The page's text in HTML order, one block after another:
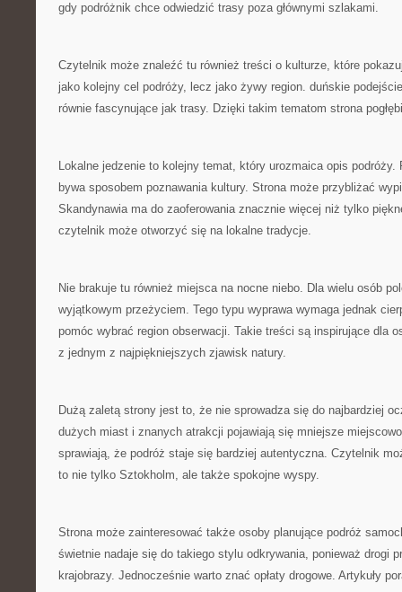
gdy podróżnik chce odwiedzić trasy poza głównymi szlakami.
Czytelnik może znaleźć tu również treści o kulturze, które
jako kolejny cel podróży, lecz jako żywy region. duńskie
równie fascynujące jak trasy. Dzięki takim tematom strona
Lokalne jedzenie to kolejny temat, który urozmaica opis podróży.
bywa sposobem poznawania kultury. Strona może przybliżać
Skandynawia ma do zaoferowania znacznie więcej niż tylko
czytelnik może otworzyć się na lokalne tradycje.
Nie brakuje tu również miejsca na nocne niebo. Dla wielu osób
wyjątkowym przeżyciem. Tego typu wyprawa wymaga jednak
pomóc wybrać region obserwacji. Takie treści są inspirujące dla
z jednym z najpiękniejszych zjawisk natury.
Dużą zaletą strony jest to, że nie sprowadza się do najbardziej
dużych miast i znanych atrakcji pojawiają się mniejsze
sprawiają, że podróż staje się bardziej autentyczna. Czytelnik
to nie tylko Sztokholm, ale także spokojne wyspy.
Strona może zainteresować także osoby planujące podróż
świetnie nadaje się do takiego stylu odkrywania, ponieważ drogi
krajobrazy. Jednocześnie warto znać opłaty drogowe. Artykuły